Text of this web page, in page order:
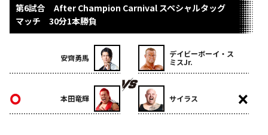
第6試合 After Champion Carnival スペシャルタッグ
マッチ 30分1本勝負
安齊勇馬
本田竜輝
デイビーボーイ・ス
ミスJr.
サイラス